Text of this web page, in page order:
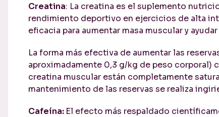
Creatina: La creatina es el suplemento
rendimiento deportivo en ejercicios de alta
eficacia para aumentar masa muscular y
La forma más efectiva de aumentar las
aproximadamente 0,3 g/kg de peso corporal)
creatina muscular están completamente
mantenimiento de las reservas se realiza
Cafeína: El efecto más respaldado